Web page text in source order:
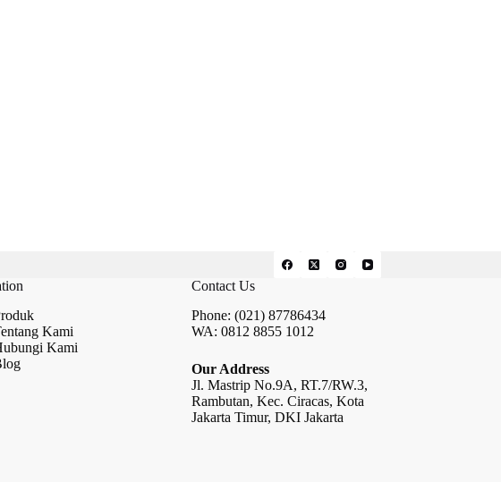
Kami
Kami
Contact Us
Phone: (021) 87786434
WA: 0812 8855 1012
Our Address
Jl. Mastrip No.9A, RT.7/RW.3,
Rambutan, Kec. Ciracas, Kota
Jakarta Timur, DKI Jakarta